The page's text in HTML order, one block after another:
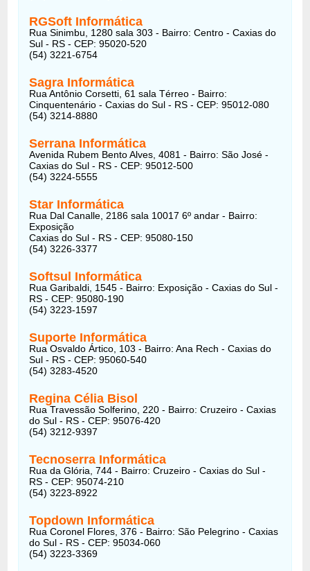
RGSoft Informática
Rua Sinimbu, 1280 sala 303 - Bairro: Centro - Caxias do
Sul - RS - CEP: 95020-520
(54) 3221-6754
Sagra Informática
Rua Antônio Corsetti, 61 sala Térreo - Bairro:
Cinquentenário - Caxias do Sul - RS - CEP: 95012-080
(54) 3214-8880
Serrana Informática
Avenida Rubem Bento Alves, 4081 - Bairro: São José -
Caxias do Sul - RS - CEP: 95012-500
(54) 3224-5555
Star Informática
Rua Dal Canalle, 2186 sala 10017 6º andar - Bairro:
Exposição
Caxias do Sul - RS - CEP: 95080-150
(54) 3226-3377
Softsul Informática
Rua Garibaldi, 1545 - Bairro: Exposição - Caxias do Sul -
RS - CEP: 95080-190
(54) 3223-1597
Suporte Informática
Rua Osvaldo Ártico, 103 - Bairro: Ana Rech - Caxias do
Sul - RS - CEP: 95060-540
(54) 3283-4520
Regina Célia Bisol
Rua Travessão Solferino, 220 - Bairro: Cruzeiro - Caxias
do Sul - RS - CEP: 95076-420
(54) 3212-9397
Tecnoserra Informática
Rua da Glória, 744 - Bairro: Cruzeiro - Caxias do Sul -
RS - CEP: 95074-210
(54) 3223-8922
Topdown Informática
Rua Coronel Flores, 376 - Bairro: São Pelegrino - Caxias
do Sul - RS - CEP: 95034-060
(54) 3223-3369